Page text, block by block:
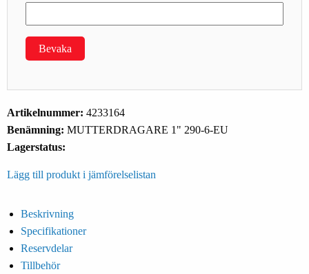
Bevaka
Artikelnummer: 4233164
Benämning: MUTTERDRAGARE 1" 290-6-EU
Lagerstatus:
Lägg till produkt i jämförelselistan
Beskrivning
Specifikationer
Reservdelar
Tillbehör